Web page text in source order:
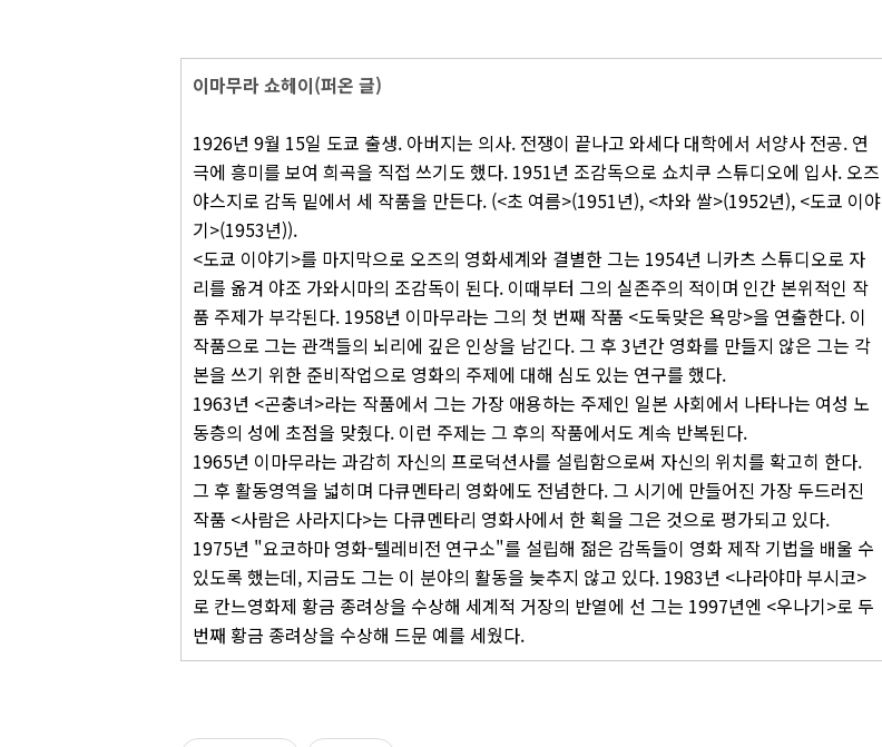
이마무라 쇼헤이(퍼온 글)
1926년 9월 15일 도쿄 출생. 아버지는 의사. 전쟁이 끝나고 와세다 대학에서 서양사 전공. 연
극에 흥미를 보여 희곡을 직접 쓰기도 했다. 1951년 조감독으로 쇼치쿠 스튜디오에 입사. 오즈
야스지로 감독 밑에서 세 작품을 만든다. (<초 여름>(1951년), <차와 쌀>(1952년), <도쿄 이야
기>(1953년)).
<도쿄 이야기>를 마지막으로 오즈의 영화세계와 결별한 그는 1954년 니카츠 스튜디오로 자
리를 옮겨 야조 가와시마의 조감독이 된다. 이때부터 그의 실존주의 적이며 인간 본위적인 작
품 주제가 부각된다. 1958년 이마무라는 그의 첫 번째 작품 <도둑맞은 욕망>을 연출한다. 이
작품으로 그는 관객들의 뇌리에 깊은 인상을 남긴다. 그 후 3년간 영화를 만들지 않은 그는 각
본을 쓰기 위한 준비작업으로 영화의 주제에 대해 심도 있는 연구를 했다.
1963년 <곤충녀>라는 작품에서 그는 가장 애용하는 주제인 일본 사회에서 나타나는 여성 노
동층의 성에 초점을 맞췄다. 이런 주제는 그 후의 작품에서도 계속 반복된다.
1965년 이마무라는 과감히 자신의 프로덕션사를 설립함으로써 자신의 위치를 확고히 한다.
그 후 활동영역을 넓히며 다큐멘타리 영화에도 전념한다. 그 시기에 만들어진 가장 두드러진
작품 <사람은 사라지다>는 다큐멘타리 영화사에서 한 획을 그은 것으로 평가되고 있다.
1975년 "요코하마 영화-텔레비전 연구소"를 설립해 젊은 감독들이 영화 제작 기법을 배울 수
있도록 했는데, 지금도 그는 이 분야의 활동을 늦추지 않고 있다. 1983년 <나라야마 부시코>
로 칸느영화제 황금 종려상을 수상해 세계적 거장의 반열에 선 그는 1997년엔 <우나기>로 두
번째 황금 종려상을 수상해 드문 예를 세웠다.